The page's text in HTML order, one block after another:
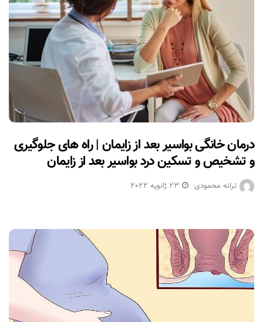
درمان خانگی بواسیر بعد از زایمان | راه های جلوگیری
و تشخیص و تسکین درد بواسیر بعد از زایمان
ترانه محمودی 23 ژانویه 2022